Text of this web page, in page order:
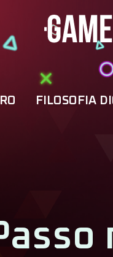
FILOSOFIA